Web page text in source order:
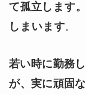
て孤立します
しまいます。
若い時に勤務
が、実に頑固